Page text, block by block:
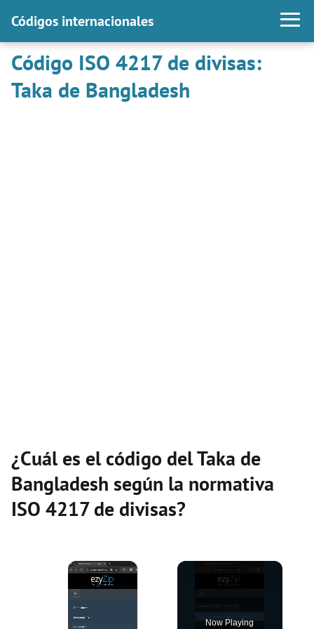
Códigos internacionales
Código ISO 4217 de divisas:
Taka de Bangladesh
¿Cuál es el código del Taka de
Bangladesh según la normativa
ISO 4217 de divisas?
×
Now Playing